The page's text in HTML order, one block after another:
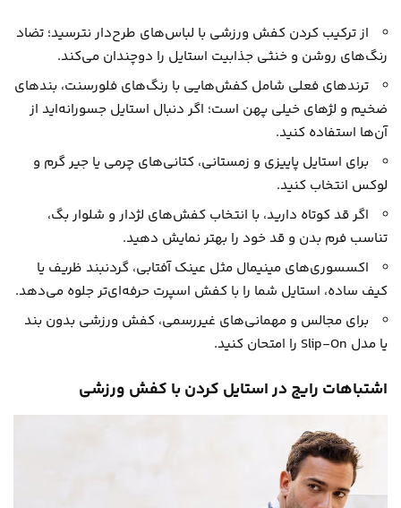
از ترکیب کردن کفش ورزشی با لباس‌های طرح‌دار نترسید؛ تضاد
رنگ‌های روشن و خنثی جذابیت استایل را دوچندان می‌کند.
ترندهای فعلی شامل کفش‌هایی با رنگ‌های فلورسنت، بندهای
ضخیم و لژهای خیلی پهن است؛ اگر دنبال استایل جسورانه‌اید از
آن‌ها استفاده کنید.
برای استایل پاییزی و زمستانی، کتانی‌های چرمی یا جیر گرم و
لوکس انتخاب کنید.
اگر قد کوتاه دارید، با انتخاب کفش‌های لژدار و شلوار بگ،
تناسب فرم بدن و قد خود را بهتر نمایش دهید.
اکسسوری‌های مینیمال مثل عینک آفتابی، گردنبند ظریف یا
کیف ساده، استایل شما را با کفش اسپرت حرفه‌ای‌تر جلوه می‌دهد.
برای مجالس و مهمانی‌های غیررسمی، کفش ورزشی بدون بند
یا مدل Slip-On را امتحان کنید.
اشتباهات رایج در استایل کردن با کفش ورزشی